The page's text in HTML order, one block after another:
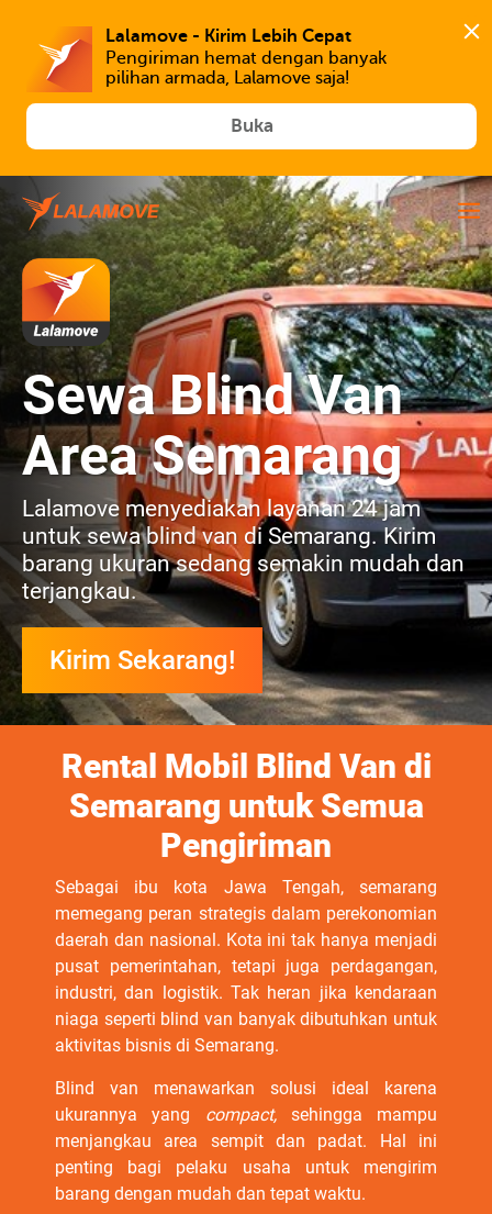
Lalamove - Kirim Lebih Cepat
Pengiriman hemat dengan banyak
Buka
Sewa Blind Van
Area Semarang
Lalamove menyediakan layanan 24 jam
untuk sewa blind van di Semarang. Kirim
barang ukuran sedang semakin mudah dan
terjangkau.
Kirim Sekarang!
Rental Mobil Blind Van di
Semarang untuk Semua
Pengiriman
Sebagai ibu kota Jawa Tengah, semarang
memegang peran strategis dalam perekonomian
daerah dan nasional. Kota ini tak hanya menjadi
pusat pemerintahan, tetapi juga perdagangan,
industri, dan logistik. Tak heran jika kendaraan
niaga seperti blind van banyak dibutuhkan untuk
aktivitas bisnis di Semarang.
Blind van menawarkan solusi ideal karena
ukurannya yang compact, sehingga mampu
menjangkau area sempit dan padat. Hal ini
penting bagi pelaku usaha untuk mengirim
barang dengan mudah dan tepat waktu.